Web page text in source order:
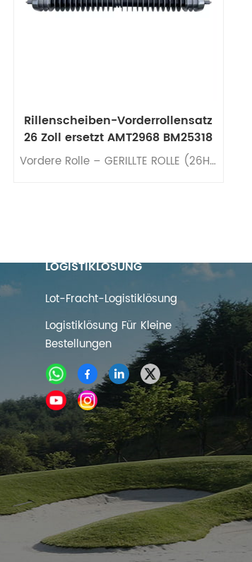
WEITERLESEN
Rillenscheiben-Vorderrollensatz
26 Zoll ersetzt AMT2968 BM25318
Vordere Rolle – GERILLTE ROLLE (26H x 3")Geeignet für verschiedene Arten von Golf-Greens-Fairway-Turnier-Spindelmähern.
LOGISTIKLÖSUNG
Lot-Fracht-Logistiklösung
Logistiklösung Für Kleine
Bestellungen